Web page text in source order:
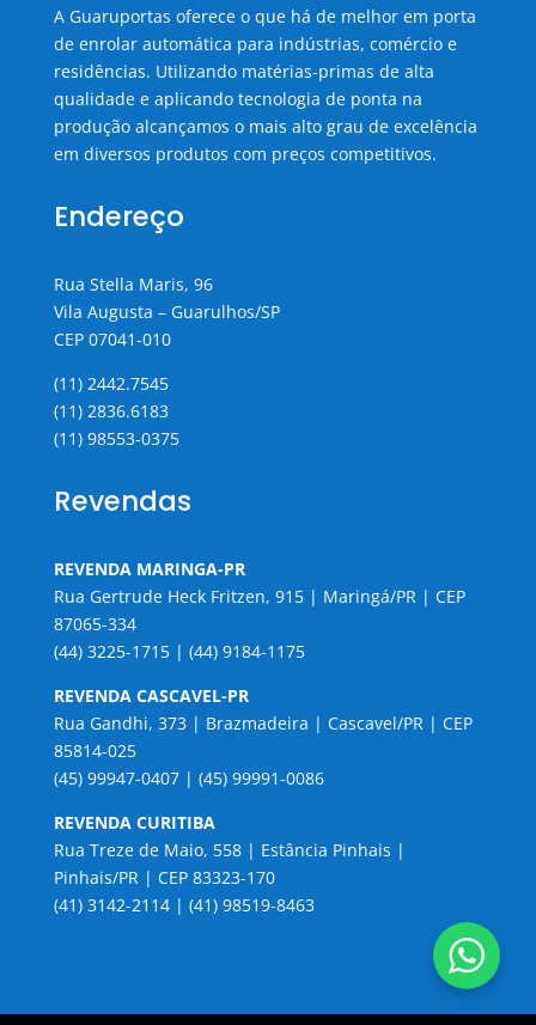
A Guaruportas oferece o que há de melhor em porta
de enrolar automática para indústrias, comércio e
residências. Utilizando matérias-primas de alta
qualidade e aplicando tecnologia de ponta na
produção alcançamos o mais alto grau de excelência
em diversos produtos com preços competitivos.
Endereço
Rua Stella Maris, 96
Vila Augusta – Guarulhos/SP
CEP 07041-010
(11) 2442.7545
(11) 2836.6183
(11) 98553-0375
Revendas
REVENDA MARINGA-PR
Rua Gertrude Heck Fritzen, 915 | Maringá/PR | CEP
87065-334
(44) 3225-1715 | (44) 9184-1175
REVENDA CASCAVEL-PR
Rua Gandhi, 373 | Brazmadeira | Cascavel/PR | CEP
85814-025
(45) 99947-0407 | (45) 99991-0086
REVENDA CURITIBA
Rua Treze de Maio, 558 | Estância Pinhais |
Pinhais/PR | CEP 83323-170
(41) 3142-2114 | (41) 98519-8463